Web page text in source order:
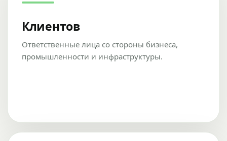
Клиентов
Ответственные лица со стороны бизнеса,
промышленности и инфраструктуры.